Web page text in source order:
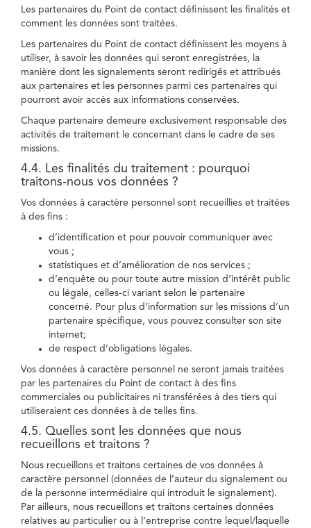
Les partenaires du Point de contact définissent les finalités et
comment les données sont traitées.
Les partenaires du Point de contact définissent les moyens à
utiliser, à savoir les données qui seront enregistrées, la
manière dont les signalements seront redirigés et attribués
aux partenaires et les personnes parmi ces partenaires qui
pourront avoir accès aux informations conservées.
Chaque partenaire demeure exclusivement responsable des
activités de traitement le concernant dans le cadre de ses
missions.
4.4. Les finalités du traitement : pourquoi
traitons-nous vos données ?
Vos données à caractère personnel sont recueillies et traitées
à des fins :
d’identification et pour pouvoir communiquer avec
vous ;
statistiques et d’amélioration de nos services ;
d’enquête ou pour toute autre mission d’intérêt public
ou légale, celles-ci variant selon le partenaire
concerné. Pour plus d’information sur les missions d’un
partenaire spécifique, vous pouvez consulter son site
internet;
de respect d’obligations légales.
Vos données à caractère personnel ne seront jamais traitées
par les partenaires du Point de contact à des fins
commerciales ou publicitaires ni transférées à des tiers qui
utiliseraient ces données à de telles fins.
4.5. Quelles sont les données que nous
recueillons et traitons ?
Nous recueillons et traitons certaines de vos données à
caractère personnel (données de l’auteur du signalement ou
de la personne intermédiaire qui introduit le signalement).
Par ailleurs, nous recueillons et traitons certaines données
relatives au particulier ou à l’entreprise contre lequel/laquelle